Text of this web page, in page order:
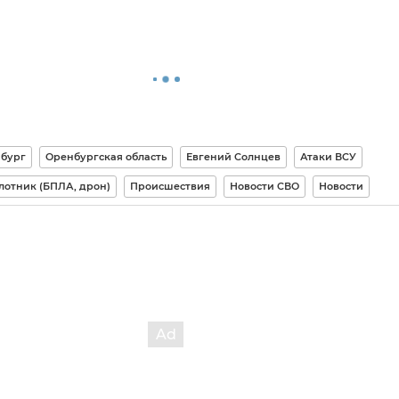
Оренбургская область Евгений Солнцев Атаки ВСУ
(БПЛА, дрон) Происшествия Новости СВО Новости